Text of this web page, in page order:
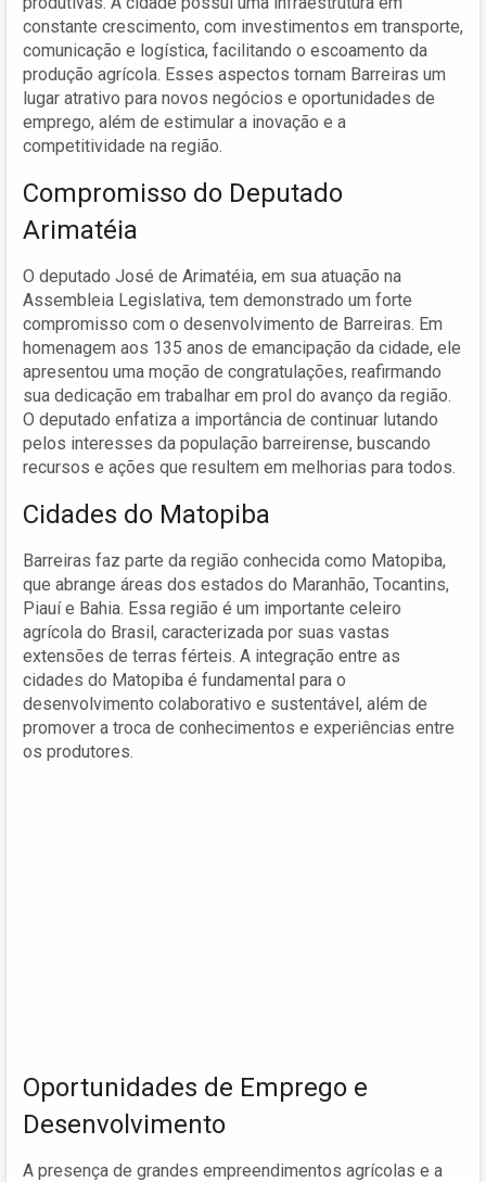
constante crescimento, com investimentos em transporte,
comunicação e logística, facilitando o escoamento da
produção agrícola. Esses aspectos tornam Barreiras um
lugar atrativo para novos negócios e oportunidades de
emprego, além de estimular a inovação e a
competitividade na região.
Compromisso do Deputado
Arimatéia
O deputado José de Arimatéia, em sua atuação na
Assembleia Legislativa, tem demonstrado um forte
compromisso com o desenvolvimento de Barreiras. Em
homenagem aos 135 anos de emancipação da cidade, ele
apresentou uma moção de congratulações, reafirmando
sua dedicação em trabalhar em prol do avanço da região.
O deputado enfatiza a importância de continuar lutando
pelos interesses da população barreirense, buscando
recursos e ações que resultem em melhorias para todos.
Cidades do Matopiba
Barreiras faz parte da região conhecida como Matopiba,
que abrange áreas dos estados do Maranhão, Tocantins,
Piauí e Bahia. Essa região é um importante celeiro
agrícola do Brasil, caracterizada por suas vastas
extensões de terras férteis. A integração entre as
cidades do Matopiba é fundamental para o
desenvolvimento colaborativo e sustentável, além de
promover a troca de conhecimentos e experiências entre
os produtores.
Oportunidades de Emprego e
Desenvolvimento
A presença de grandes empreendimentos agrícolas e a